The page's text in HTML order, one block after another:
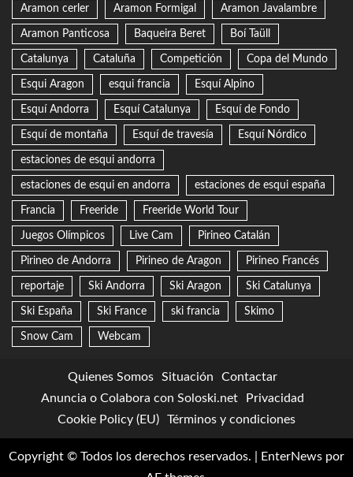
Aramon cerler Aramon Formigal Aramon Javalambre
Aramon Panticosa Baqueira Beret Boí Taüll
Catalunya Cataluña Competición Copa del Mundo
Esqui Aragon esqui francia Esquí Alpino
Esquí Andorra Esquí Catalunya Esquí de Fondo
Esquí de montaña Esquí de travesía Esquí Nórdico
estaciones de esqui andorra
estaciones de esqui en andorra estaciones de esqui españa
Francia Freeride Freeride World Tour
Juegos Olímpicos Live Cam Pirineo Catalán
Pirineo de Andorra Pirineo de Aragon Pirineo Francés
reportaje Ski Andorra Ski Aragon Ski Catalunya
Ski España Ski France ski francia Skimo
Snow Cam Webcam
Quienes Somos Situación
Contactar
Anuncia o Colabora con Soloski.net
Privacidad
Cookie Policy (EU)
Términos y condiciones
Copyright © Todos los derechos reservados. EnterNews por